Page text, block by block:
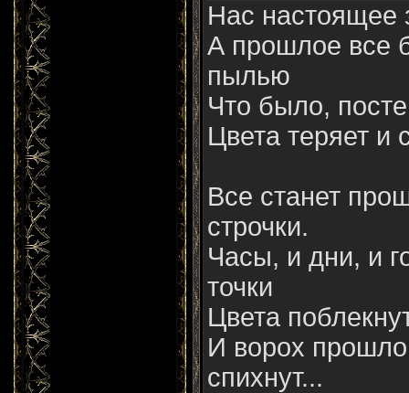
Нас настоящее
А прошлое все
пылью
Что было,
Цвета теряет и
Все станет
строчки.
Часы, и дни, и
точки
Цвета
И ворох
спихнут...